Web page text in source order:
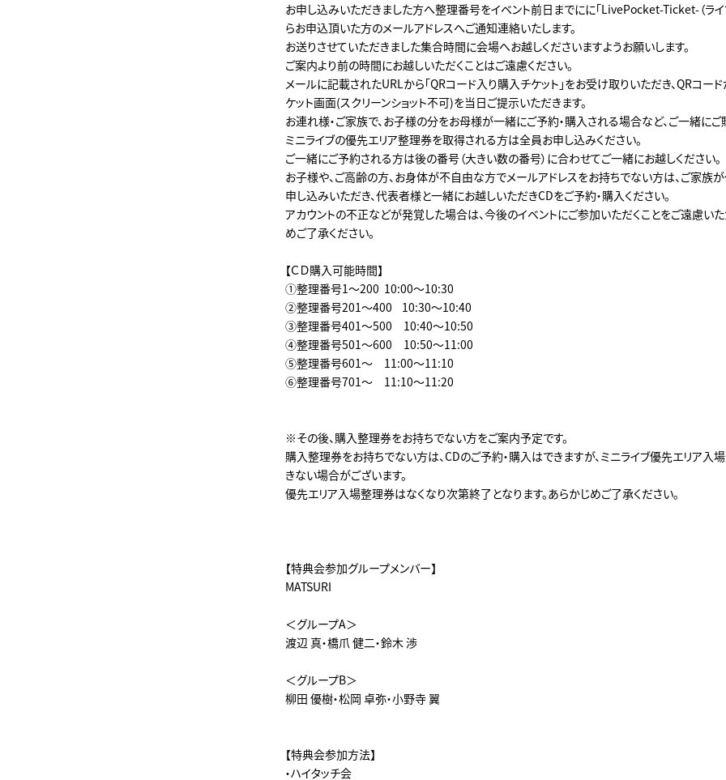
お申し込みいただきました方へ整理番号をイベント前日までにに「LivePocket-Ticket-（ライ
らお申込頂いた方のメールアドレスへご通知連絡いたします。
お送りさせていただきました集合時間に会場へお越しくださいますようお願いします。
ご案内より前の時間にお越しいただくことはご遠慮ください。
メールに記載されたURLから「QRコード入り購入チケット」をお受け取りいただき、QRコー
ケット画面(スクリーンショット不可)を当日ご提示いただきます。
お連れ様・ご家族で、お子様の分をお母様が一緒にご予約・購入される場合など、ご一緒にご
ミニライブの優先エリア整理券を取得される方は全員お申し込みください。
ご一緒にご予約される方は後の番号（大きい数の番号）に合わせてご一緒にお越しください。
お子様や、ご高齢の方、お身体が不自由な方でメールアドレスをお持ちでない方は、ご家族
申し込みいただき、代表者様と一緒にお越しいただきCDをご予約・購入ください。
アカウントの不正などが発覚した場合は、今後のイベントにご参加いただくことをご遠慮い
めご了承ください。
【ＣＤ購入可能時間】
①整理番号1～200 ︎ 10:00～10:30
②整理番号201～400 ︎ 10:30～10:40
③整理番号401～500 10:40～10:50
④整理番号501～600 10:50～11:00
⑤整理番号601～ 11:00～11:10
⑥整理番号701～ 11:10～11:20
※その後、購入整理券をお持ちでない方をご案内予定です。
購入整理券をお持ちでない方は、CDのご予約・購入はできますが、ミニライブ優先エリア入
きない場合がございます。
優先エリア入場整理券はなくなり次第終了となります。あらかじめご了承ください。
【特典会参加グループメンバー】
MATSURI
＜グループA＞
渡辺 真・橋爪 健二・鈴木 渉
＜グループB＞
柳田 優樹・松岡 卓弥・小野寺 翼
【特典会参加方法】
・ハイタッチ会